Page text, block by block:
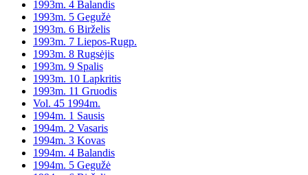
1993m. 4 Balandis
1993m. 5 Gegužė
1993m. 6 Birželis
1993m. 7 Liepos-Rugp.
1993m. 8 Rugsėjis
1993m. 9 Spalis
1993m. 10 Lapkritis
1993m. 11 Gruodis
Vol. 45 1994m.
1994m. 1 Sausis
1994m. 2 Vasaris
1994m. 3 Kovas
1994m. 4 Balandis
1994m. 5 Gegužė